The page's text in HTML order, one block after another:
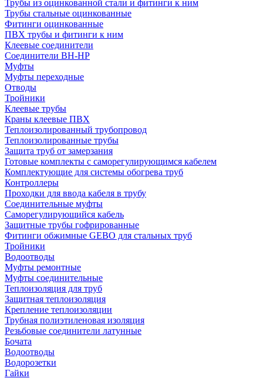
Трубы из оцинкованной стали и фитинги к ним
Трубы стальные оцинкованные
Фитинги оцинкованные
ПВХ трубы и фитинги к ним
Клеевые соединители
Соединители ВН-НР
Муфты
Муфты переходные
Отводы
Тройники
Клеевые трубы
Краны клеевые ПВХ
Теплоизолированный трубопровод
Теплоизолированные трубы
Защита труб от замерзания
Готовые комплекты с саморегулирующимся кабелем
Комплектующие для системы обогрева труб
Контроллеры
Проходки для ввода кабеля в трубу
Соединительные муфты
Саморегулирующийся кабель
Защитные трубы гофрированные
Фитинги обжимные GEBO для стальных труб
Тройники
Водоотводы
Муфты ремонтные
Муфты соединительные
Теплоизоляция для труб
Защитная теплоизоляция
Крепление теплоизоляции
Трубная полиэтиленовая изоляция
Резьбовые соединители латунные
Бочата
Водоотводы
Водорозетки
Гайки